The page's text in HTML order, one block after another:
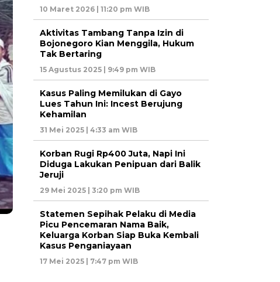
10 Maret 2026 | 11:20 pm WIB
Aktivitas Tambang Tanpa Izin di
Bojonegoro Kian Menggila, Hukum
Tak Bertaring
15 Agustus 2025 | 9:49 pm WIB
Kasus Paling Memilukan di Gayo
Lues Tahun Ini: Incest Berujung
Kehamilan
31 Mei 2025 | 4:33 am WIB
Korban Rugi Rp400 Juta, Napi Ini
Diduga Lakukan Penipuan dari Balik
Jeruji
29 Mei 2025 | 3:20 pm WIB
Statemen Sepihak Pelaku di Media
Picu Pencemaran Nama Baik,
Keluarga Korban Siap Buka Kembali
Kasus Penganiayaan
17 Mei 2025 | 7:47 pm WIB